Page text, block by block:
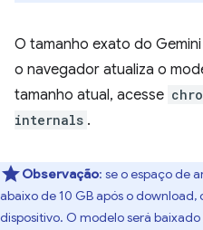
O tamanho exato do
o navegador atualiza o
tamanho atual, acesse
internals .
Observação: se o espaço de
abaixo de 10 GB após o
dispositivo. O modelo será